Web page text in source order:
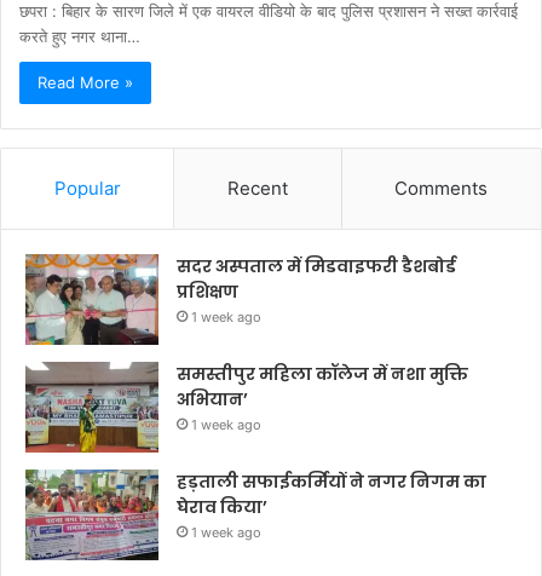
छपरा : बिहार के सारण जिले में एक वायरल वीडियो के बाद पुलिस प्रशासन ने सख्त कार्रवाई
करते हुए नगर थाना…
Read More »
Popular Recent Comments
सदर अस्पताल में मिडवाइफरी डैशबोर्ड
प्रशिक्षण
1 week ago
समस्तीपुर महिला कॉलेज में नशा मुक्ति
अभियान’
1 week ago
हड़ताली सफाईकर्मियों ने नगर निगम का
घेराव किया’
1 week ago